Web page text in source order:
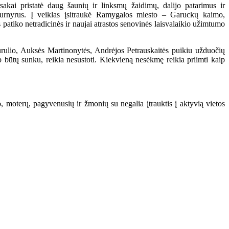
pristatė daug šaunių ir linksmų žaidimų, dalijo patarimus ir
Į veiklas įsitraukė Ramygalos miesto – Garuckų kaimo,
netradicinės ir naujai atrastos senovinės laisvalaikio užimtumo
Auksės Martinonytės, Andrėjos Petrauskaitės puikiu užduočių
sunku, reikia nesustoti. Kiekvieną nesėkmę reikia priimti kaip
moterų, pagyvenusių ir žmonių su negalia įtrauktis į aktyvią vietos